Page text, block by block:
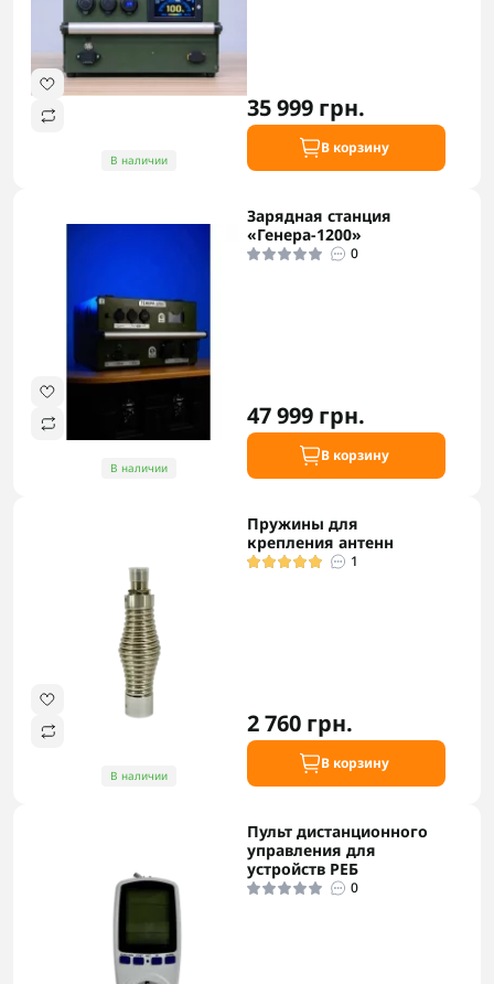
В наличии
35 999 грн.
В корзину
В наличии
Зарядная станция
«Генера-1200»
0
47 999 грн.
В корзину
В наличии
Пружины для
крепления антенн
1
2 760 грн.
В корзину
Пульт дистанционного
управления для
устройств РЕБ
0